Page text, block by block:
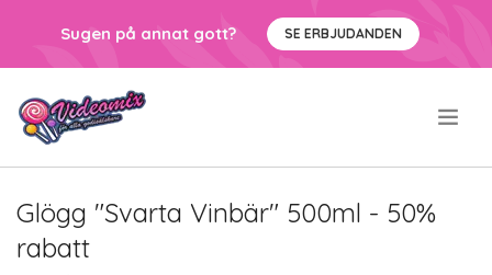
Sugen på annat gott? SE ERBJUDANDEN
Glögg "Svarta Vinbär" 500ml - 50%
rabatt